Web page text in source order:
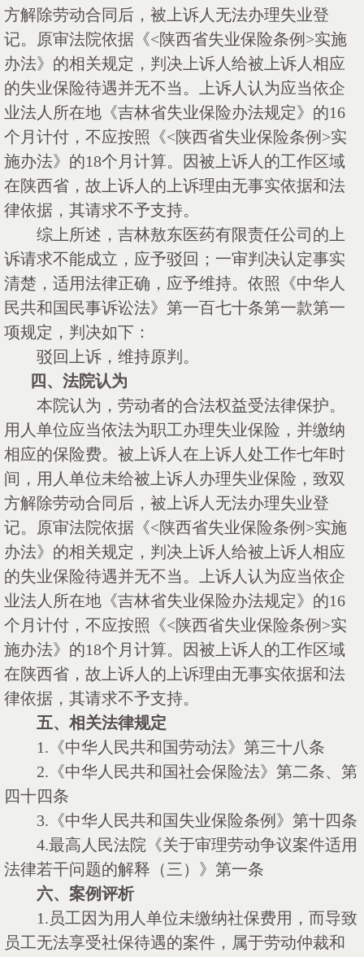
方解除劳动合同后，被上诉人无法办理失业登
记。原审法院依据《<陕西省失业保险条例>实施
办法》的相关规定，判决上诉人给被上诉人相应
的失业保险待遇并无不当。上诉人认为应当依企
业法人所在地《吉林省失业保险办法规定》的16
个月计付，不应按照《<陕西省失业保险条例>实
施办法》的18个月计算。因被上诉人的工作区域
在陕西省，故上诉人的上诉理由无事实依据和法
律依据，其请求不予支持。
综上所述，吉林敖东医药有限责任公司的上
诉请求不能成立，应予驳回；一审判决认定事实
清楚，适用法律正确，应予维持。依照《中华人
民共和国民事诉讼法》第一百七十条第一款第一
项规定，判决如下：
驳回上诉，维持原判。
四、法院认为
本院认为，劳动者的合法权益受法律保护。
用人单位应当依法为职工办理失业保险，并缴纳
相应的保险费。被上诉人在上诉人处工作七年时
间，用人单位未给被上诉人办理失业保险，致双
方解除劳动合同后，被上诉人无法办理失业登
记。原审法院依据《<陕西省失业保险条例>实施
办法》的相关规定，判决上诉人给被上诉人相应
的失业保险待遇并无不当。上诉人认为应当依企
业法人所在地《吉林省失业保险办法规定》的16
个月计付，不应按照《<陕西省失业保险条例>实
施办法》的18个月计算。因被上诉人的工作区域
在陕西省，故上诉人的上诉理由无事实依据和法
律依据，其请求不予支持。
五、相关法律规定
1.《中华人民共和国劳动法》第三十八条
2.《中华人民共和国社会保险法》第二条、第
四十四条
3.《中华人民共和国失业保险条例》第十四条
4.最高人民法院《关于审理劳动争议案件适用
法律若干问题的解释（三）》第一条
六、案例评析
1.员工因为用人单位未缴纳社保费用，而导致
员工无法享受社保待遇的案件，属于劳动仲裁和